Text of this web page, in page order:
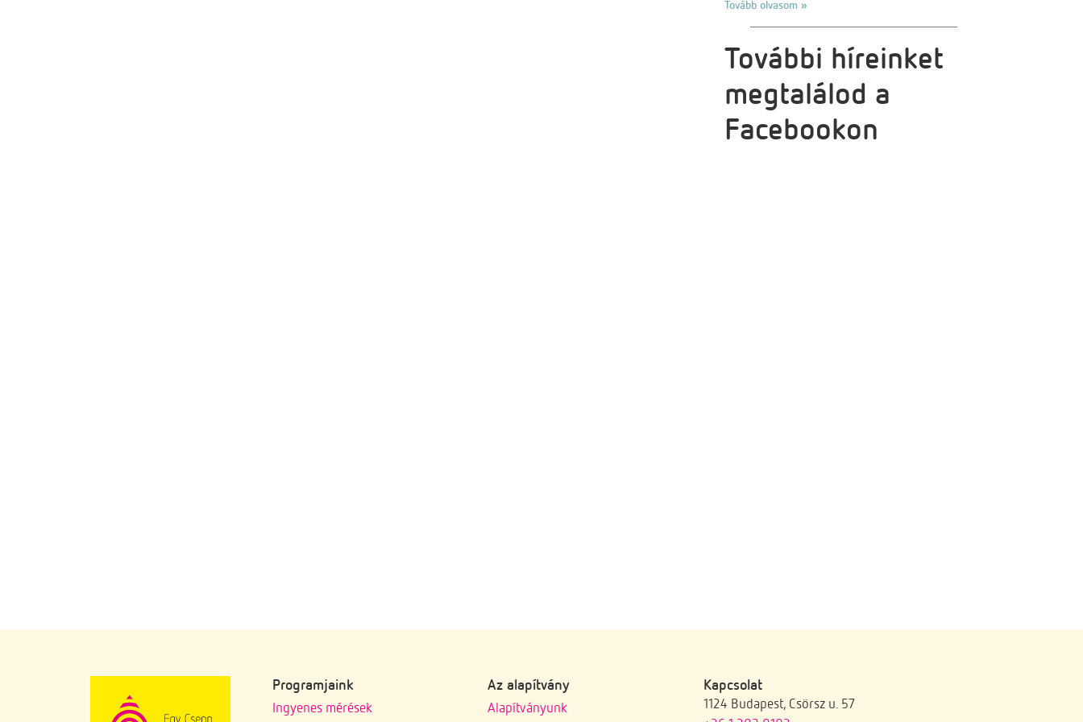
Tovább olvasom »
További híreinket
megtalálod a
Facebookon
Programjaink
Ingyenes mérések
Az alapítvány
Alapítványunk
Kapcsolat
1124 Budapest, Csörsz u. 57